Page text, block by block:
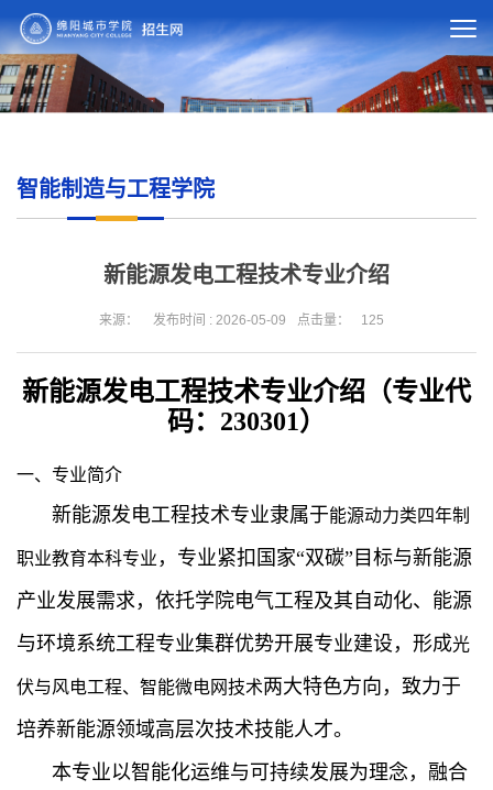
智能制造与工程学院
新能源发电工程技术专业介绍
来源： 发布时间 : 2026-05-09 点击量： 125
新能源发电工程技术专业介绍（专业代
码：230301）
一、专业简介
新能源发电工程技术专业隶属于能源动力类四年制
职业教育本科专业 ，专业紧扣国家“双碳”目标与新能源
产业发展需求，依托学院电气工程及其自动化、能源
与环境系统工程专业集群优势开展专业建设，形成光
伏与风电工程、智能微电网技术两大特色方向，致力于
培养新能源领域高层次技术技能人才。
本专业以智能化运维与可持续发展为理念，融合